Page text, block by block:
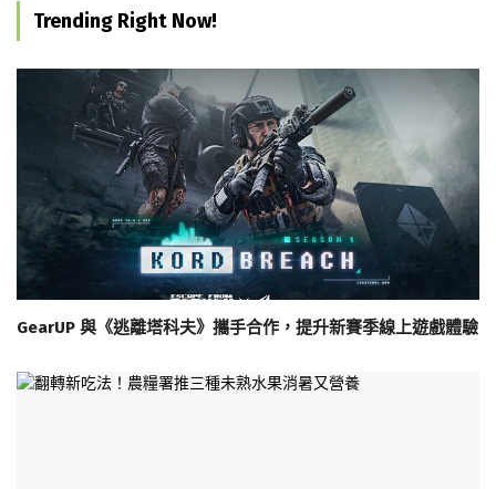
Trending Right Now!
GearUP 與《逃離塔科夫》攜手合作，提升新賽季線上遊戲體驗